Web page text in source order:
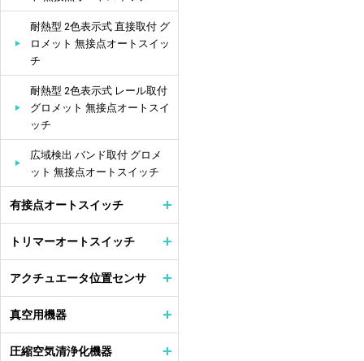
耐熱型 2色表示式 直接取付 グ
ロメット 無接点オートスイッ
チ
耐熱型 2色表示式 レール取付
グロメット 無接点オートスイ
ッチ
広域検出 バンド取付 グロメ
ット 無接点オートスイッチ
有接点オートスイッチ
トリマーオートスイッチ
アクチュエータ位置センサ
真空用機器
圧縮空気清浄化機器